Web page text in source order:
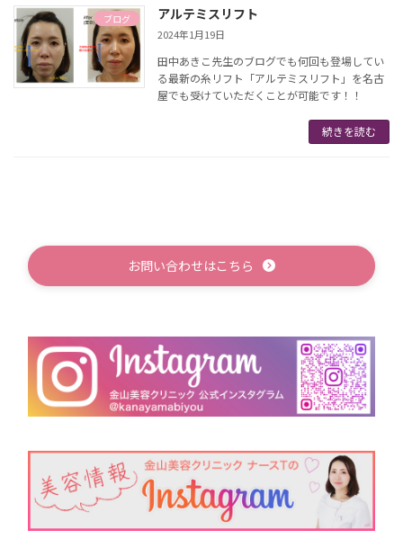
ブログ アルテミスリフト
2024年1月19日
田中あきこ先生のブログでも何回も登場してい
る最新の糸リフト「アルテミスリフト」を名古
屋でも受けていただくことが可能です！！
続きを読む
お問い合わせはこちら